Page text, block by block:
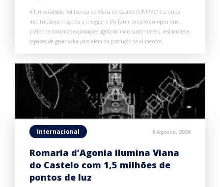
A Universidade Politécnica de Viana do Castelo (UNIPVC) é a única
instituição portuguesa a integrar o My Farm, projeto europeu que
pretende tornar as explorações agrícolas mais sustentáveis, resilientes e
capazes de gerar valor para além da produção de alimentos.
Internacional 6 Agosto, 2026
Romaria d’Agonia ilumina Viana
do Castelo com 1,5 milhões de
pontos de luz